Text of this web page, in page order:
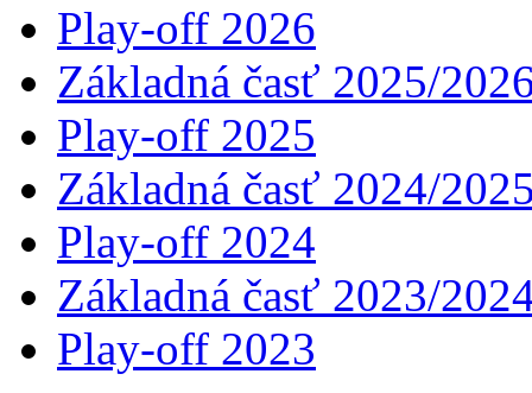
Play-off 2026
Základná časť 2025/
Play-off 2025
Základná časť 2024/
Play-off 2024
Základná časť 2023/
Play-off 2023